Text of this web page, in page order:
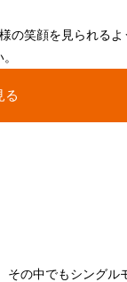
笑顔を見られる
る
の中でもシング